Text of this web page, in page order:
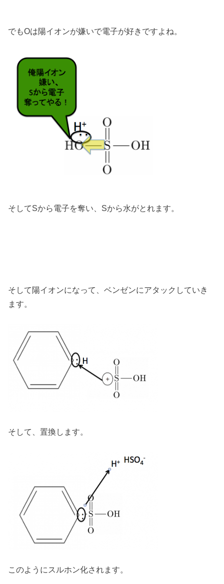
でもOは陽イオンが嫌いで電子が好きですよね。
そしてSから電子を奪い、Sから水がとれます。
そして陽イオンになって、ベンゼンにアタックしていき
ます。
そして、置換します。
このようにスルホン化されます。